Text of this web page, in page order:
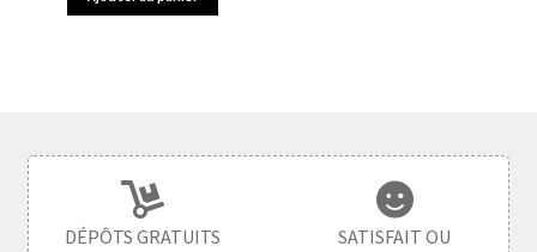
DÉPÔTS GRATUITS
SATISFAIT OU